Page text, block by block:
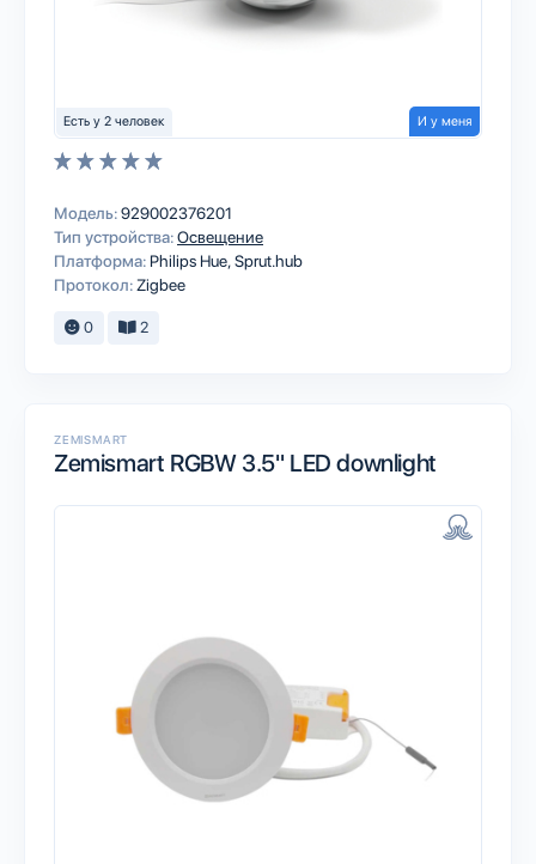
Есть у 2 человек И у меня
Модель:929002376201
Тип устройства:Освещение
Платформа: Philips HueSprut.hub
Протокол: Zigbee
0 2
ZEMISMART
Zemismart RGBW 3.5" LED downlight